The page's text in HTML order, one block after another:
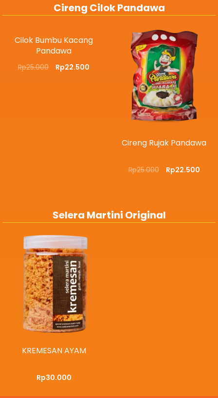
Cireng Cilok Pandawa
Cilok Bumbu Kacang
Pandawa
Rp25.000 Rp22.500
Cireng Rujak Pandawa
Rp25.000 Rp22.500
Selera Martini Original
KREMESAN AYAM
Rp30.000